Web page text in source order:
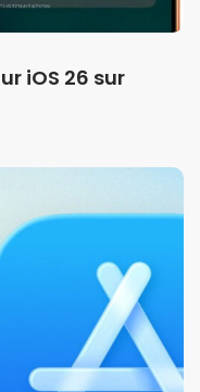
iOS 26 sur